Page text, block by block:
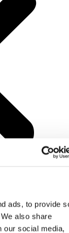
ads, to provide
also share
our social media,